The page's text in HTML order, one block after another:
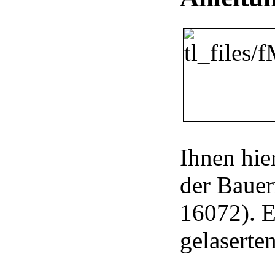
Ihnen
der
16072).